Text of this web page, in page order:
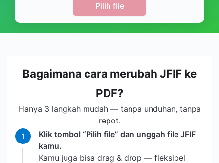
Pilih file
Bagaimana cara merubah JFIF ke
PDF?
Hanya 3 langkah mudah — tanpa unduhan, tanpa
repot.
1
Klik tombol “Pilih file” dan unggah file JFIF
kamu.
Kamu juga bisa drag & drop — fleksibel